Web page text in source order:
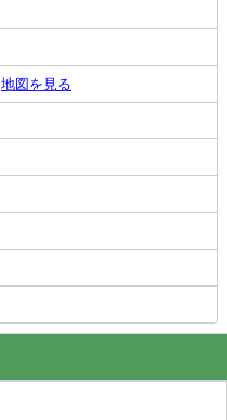
地図を見る